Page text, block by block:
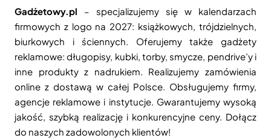
Gadżetowy.pl – specjalizujemy się w kalendarzach
firmowych z logo na 2027: książkowych, trójdzielnych,
biurkowych i ściennych. Oferujemy także gadżety
reklamowe: długopisy, kubki, torby, smycze, pendrive’y i
inne produkty z nadrukiem. Realizujemy zamówienia
online z dostawą w całej Polsce. Obsługujemy firmy,
agencje reklamowe i instytucje. Gwarantujemy wysoką
jakość, szybką realizację i konkurencyjne ceny. Dołącz
do naszych zadowolonych klientów!